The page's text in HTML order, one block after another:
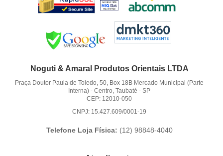
Noguti & Amaral Produtos Orientais LTDA
Praça Doutor Paula de Toledo, 50, Box 18B Mercado Municipal (Parte
Interna) -Centro, Taubaté -SP
CEP: 12010-050
CNPJ: 15.427.609/0001-19
Telefone Loja Física: (12) 98848-4040